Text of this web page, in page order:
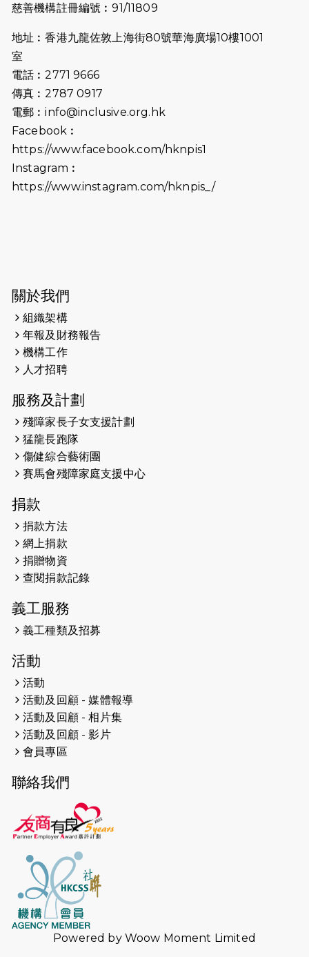
2026-07-09
猛龍長跑隊恆常練習 - 7月9日（19:00
2026-07-02
2026-06-25
（19:00開始）
2026-06-18
猛龍長跑隊恆常練習 - 6月18日
2026-06-11
猛龍長跑隊恆常練習 - 6月11日（19:00
2026-05-22
2026-05-21
2026-05-14
（19:00開始）
2026-05-07
開始）
2026-04-30
2026-04-25
2026-04-24
2026-04-23
2026-04-19
2026-04-16
猛龍長跑隊恆常練習 - 4月16日
（19:00開始）
2026-04-12
2026-04-11
2026-04-10 太古家＋賞系列：漫步魔術與音樂
2026-04-09
2026-04-02
2026-03-26
猛龍長跑隊恆常練習 - 3月26日
慈善機構註冊編號︰91/11809
地址︰香港九龍佐敦上海街80號華海廣場10樓1001
室
電話︰2771 9666
傳真︰2787 0917
電郵︰info@inclusive.org.hk
Facebook︰
https://www.facebook.com/hknpis1
Instagram︰
https://www.instagram.com/hknpis_/
關於我們
組織架構
年報及財務報告
機構工作
人才招聘
服務及計劃
殘障家長子女支援計劃
猛龍長跑隊
傷健綜合藝術團
賽馬會殘障家庭支援中心
捐款
捐款方法
網上捐款
捐贈物資
查閱捐款記錄
義工服務
義工種類及招募
活動
活動
活動及回顧 - 媒體報導
活動及回顧 - 相片集
活動及回顧 - 影片
會員專區
聯絡我們
Powered by Woow Moment Limited